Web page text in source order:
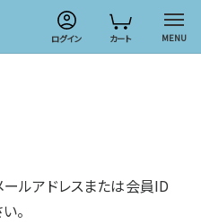
ログイン カート MENU
ルアドレスまたは会員ID
。